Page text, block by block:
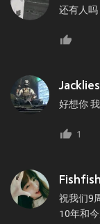
还有人吗
好想你
1
祝我们9
10年和